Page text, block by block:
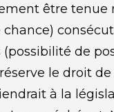
être
de
le droit
à la